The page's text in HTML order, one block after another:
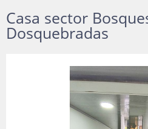
Casa sector
Dosquebradas